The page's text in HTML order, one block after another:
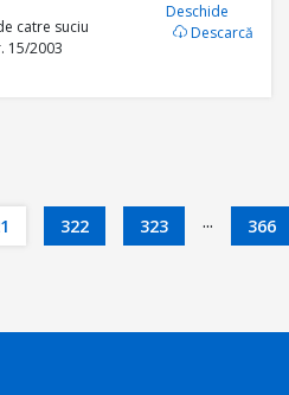
catre suciu
15/2003
Deschide
Descarcă
322 323 ... 366